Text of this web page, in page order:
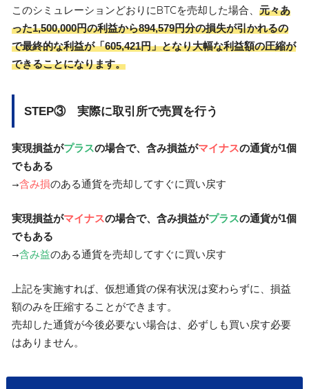
このシミュレーションどおりにBTCを売却した場合、 元々あ
った1,500,000円の利益から894,579円分の損失が引かれるの
で最終的な利益が「605,421円」となり大幅な利益額の圧縮が
できることになります。
STEP③ 実際に取引所で売買を行う
実現損益がプラスの場合で、含み損益がマイナスの通貨が1個
でもある
→含み損のある通貨を売却してすぐに買い戻す
実現損益がマイナスの場合で、含み損益がプラスの通貨が1個
でもある
→含み益のある通貨を売却してすぐに買い戻す
上記を実施すれば、仮想通貨の保有状況は変わらずに、損益
額のみを圧縮することができます。
売却した通貨が今後必要ない場合は、必ずしも買い戻す必要
はありません。